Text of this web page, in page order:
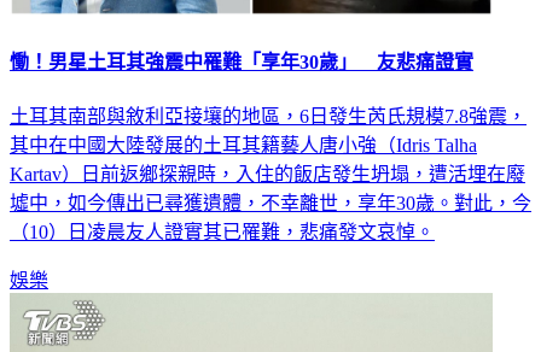
慟！男星土耳其強震中罹難「享年30歲」 友悲痛證實
土耳其南部與敘利亞接壤的地區，6日發生芮氏規模7.8強震，
其中在中國大陸發展的土耳其籍藝人唐小強（Idris Talha
Kartav）日前返鄉探親時，入住的飯店發生坍塌，遭活埋在廢
墟中，如今傳出已尋獲遺體，不幸離世，享年30歲。對此，今
（10）日凌晨友人證實其已罹難，悲痛發文哀悼。
娛樂